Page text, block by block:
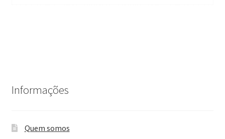
Informações
Quem somos